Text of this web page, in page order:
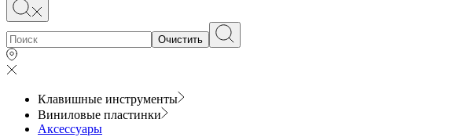
Очистить
Клавишные инструменты
Виниловые пластинки
Аксессуары